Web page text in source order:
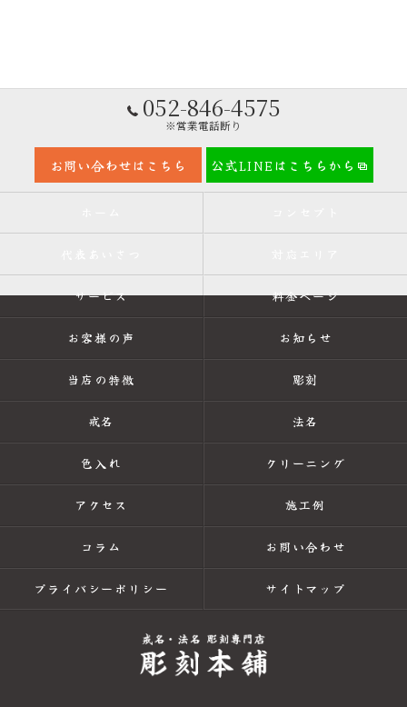
052-846-4575
※営業電話断り
お問い合わせはこちら 公式LINEはこちらから
サービス 料金ページ
お客様の声 お知らせ
当店の特徴 彫刻
戒名 法名
色入れ クリーニング
アクセス 施工例
コラム お問い合わせ
プライバシーポリシー サイトマップ